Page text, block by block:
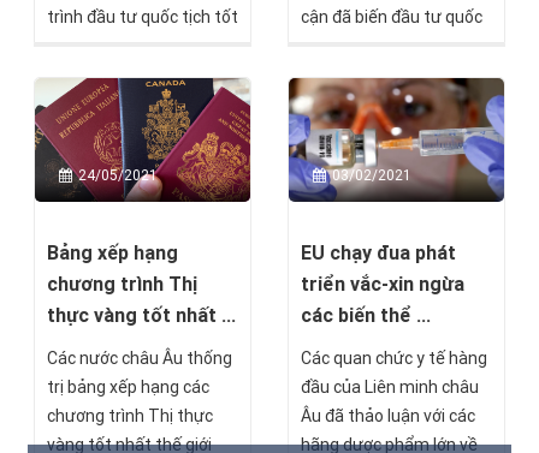
trình đầu tư quốc tịch tốt
Citizenship.
cận đã biến đầu tư quốc
một trào lưu hấp dẫn với
cả cấp trung lưu, vươn
rộng tới cả các nước
đang phát triển như Việt
Nam.
24/05/2021
Bảng xếp hạng
chương trình Thị
thực vàng tốt nhất ...
Các nước châu Âu thống
trị bảng xếp hạng các
chương trình Thị thực
vàng tốt nhất thế giới
03/02/2021
EU chạy đua phát
triển vắc-xin ngừa
các biến thể ...
Các quan chức y tế hàng
đầu của Liên minh châu
Âu đã thảo luận với các
hãng dược phẩm lớn về